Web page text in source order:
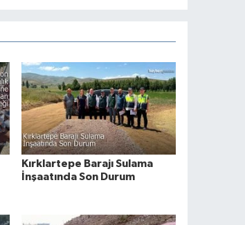
Kırklartepe Barajı Sulama
İnşaatında Son Durum